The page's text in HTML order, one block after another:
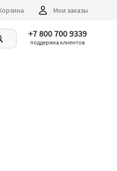
Мои заказы
+7 800 700 9339
поддержка клиентов